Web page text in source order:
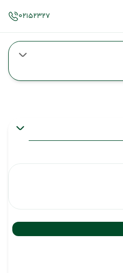
02152327